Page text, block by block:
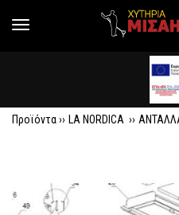
Προϊόντα ›› LA NORDICA ››